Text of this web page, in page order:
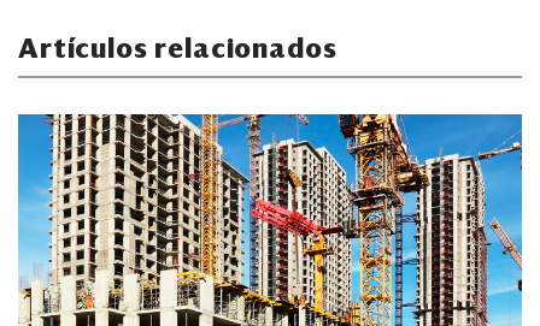
Artículos relacionados